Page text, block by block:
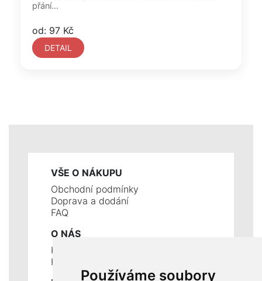
Používáme soubory
přání...
od: 97 Kč
DETAIL
VŠE O NÁKUPU
Obchodní podmínky
Doprava a dodání
FAQ
O NÁS
Kontakty
Historie a současnost